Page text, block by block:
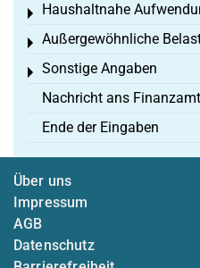
Haushaltnahe
Toggle menu
Außergewöhnliche
Toggle menu
Sonstige Angaben
Toggle menu
Nachricht ans Finanzamt
Ende der Eingaben
Über uns
Impressum
AGB
Datenschutz